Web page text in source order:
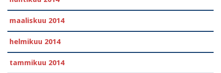
maaliskuu 2014
helmikuu 2014
tammikuu 2014